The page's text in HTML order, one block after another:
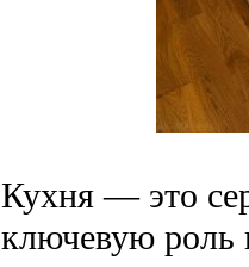
Кухня — это
ключевую роль